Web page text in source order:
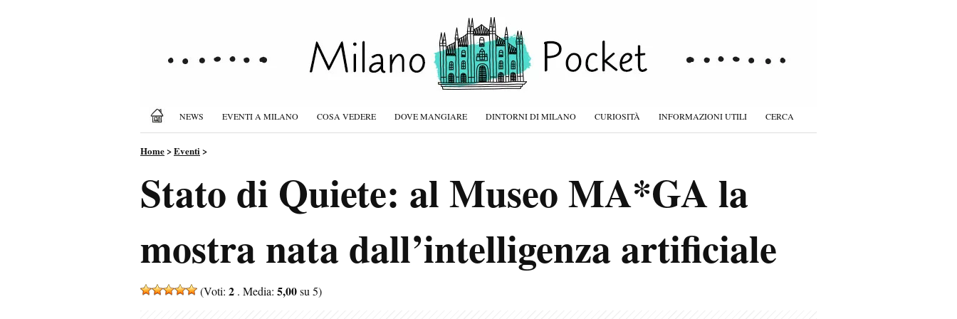
NEWS EVENTI A MILANO COSA VEDERE DOVE MANGIARE DINTORNI DI MILANO CURIOSITÀ INFORMAZIONI UTILI CERCA
Home>Eventi>
Stato di Quiete: al Museo MA*GA la
mostra nata dall’intelligenza artificiale
(Voti: 2 . Media: 5,00su 5)